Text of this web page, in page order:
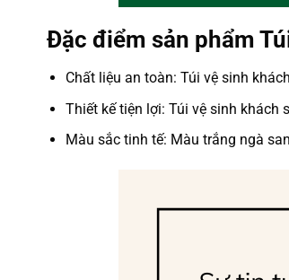
Đặc điểm sản phẩm
Chất liệu an toàn: Túi vệ sinh
Thiết kế tiện lợi: Túi vệ sinh khách
Màu sắc tinh tế: Màu trắng ngà